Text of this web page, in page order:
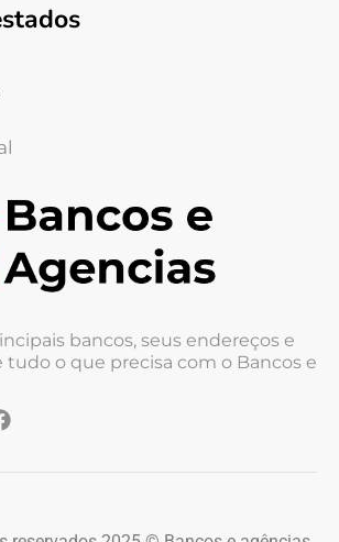
bancos, seus endereços e
tudo o que precisa com o Bancos e